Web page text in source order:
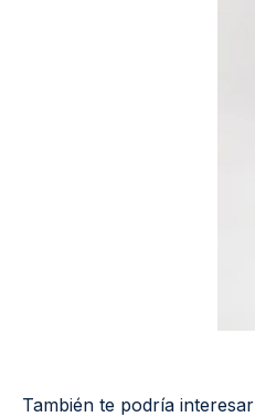
También te podría interesar